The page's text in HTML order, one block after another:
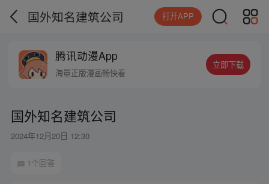
国外知名建筑公司 打开APP
腾讯动漫App
海量正版漫画畅快看
立即下载
国外知名建筑公司
2024年12月20日 12:30
1个回答